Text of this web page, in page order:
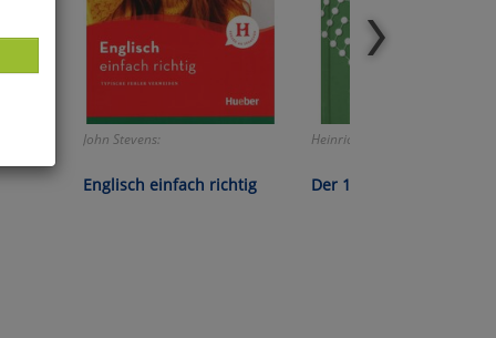
John Stevens:
Englisch einfach richtig
Heinrich Hemme:
Der 12-beinige Esel